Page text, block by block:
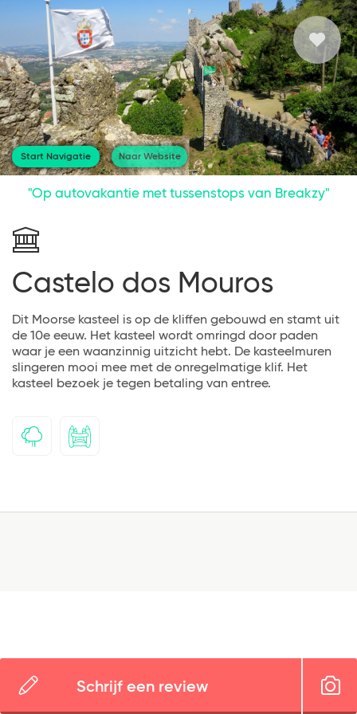
Naar Website
Start Navigatie
"Op autovakantie met tussenstops van Breakzy"
Castelo dos Mouros
Dit Moorse kasteel is op de kliffen gebouwd en stamt uit
de 10e eeuw. Het kasteel wordt omringd door paden
waar je een waanzinnig uitzicht hebt. De kasteelmuren
slingeren mooi mee met de onregelmatige klif. Het
kasteel bezoek je tegen betaling van entree.
Schrijf een review